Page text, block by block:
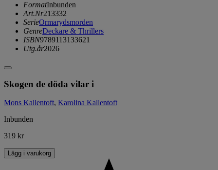
FormatInbunden
Art.Nr213332
SerieOrmarydsmorden
GenreDeckare & Thrillers
ISBN9789113133621
Utg.år2026
Skogen de döda vilar i
Mons Kallentoft, Karolina Kallentoft
Inbunden
319 kr
Lägg i varukorg